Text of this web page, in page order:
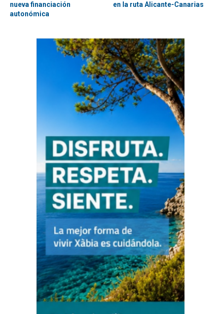
nueva financiación
autonómica
en la ruta Alicante-Canarias